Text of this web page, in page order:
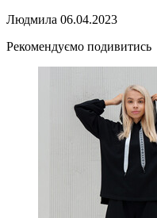
Людмила 06.04.2023
Рекомендуємо подивитись